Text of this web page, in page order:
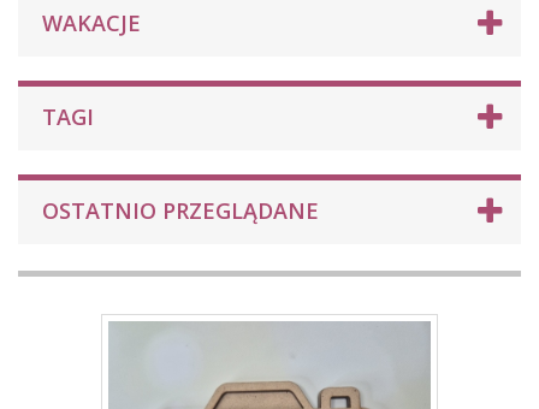
WAKACJE
TAGI
OSTATNIO PRZEGLĄDANE